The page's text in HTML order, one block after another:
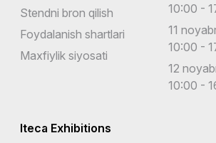
Stendni bron qilish
Foydalanish shartlari
Maxfiylik siyosati
10:00 -
11
10:00 -
12
10:00 -
Iteca Exhibitions